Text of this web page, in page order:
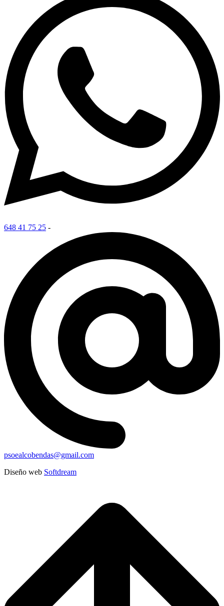
648 41 75 25 -
psoealcobendas@gmail.com
Diseño web Softdream